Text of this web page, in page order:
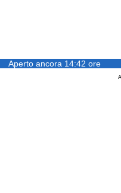
Aperto ancora 14:42 ore